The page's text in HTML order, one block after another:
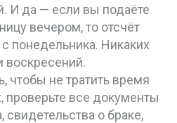
И да — если вы подаёте
вечером, то отсчёт
понедельника. Никаких
воскресений.
чтобы не тратить время
проверьте все документы
свидетельства о браке,